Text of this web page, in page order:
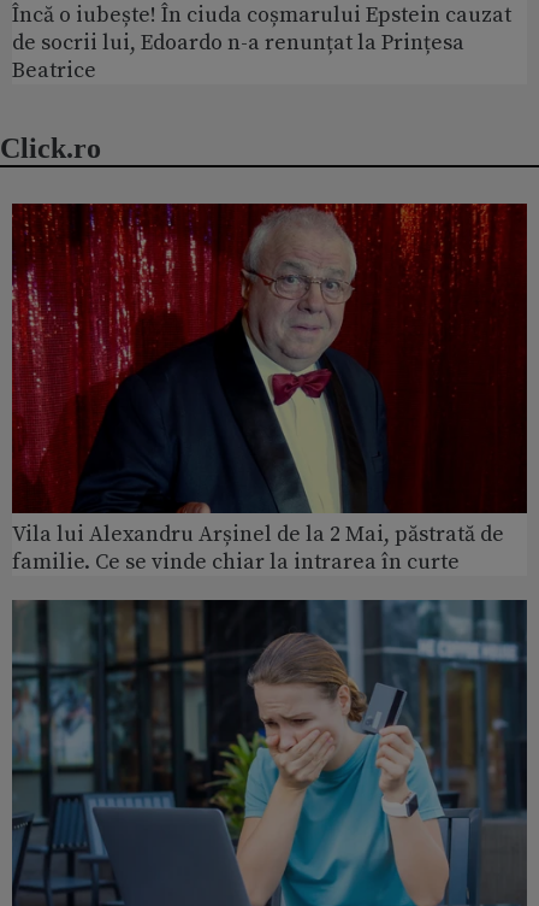
Încă o iubește! În ciuda coșmarului Epstein cauzat
de socrii lui, Edoardo n-a renunțat la Prințesa
Beatrice
Click.ro
Vila lui Alexandru Arșinel de la 2 Mai, păstrată de
familie. Ce se vinde chiar la intrarea în curte